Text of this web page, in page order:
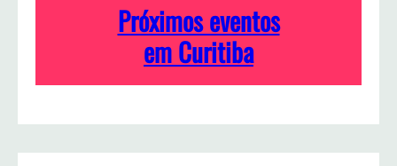
s
i
Próximos eventos
em Curitiba